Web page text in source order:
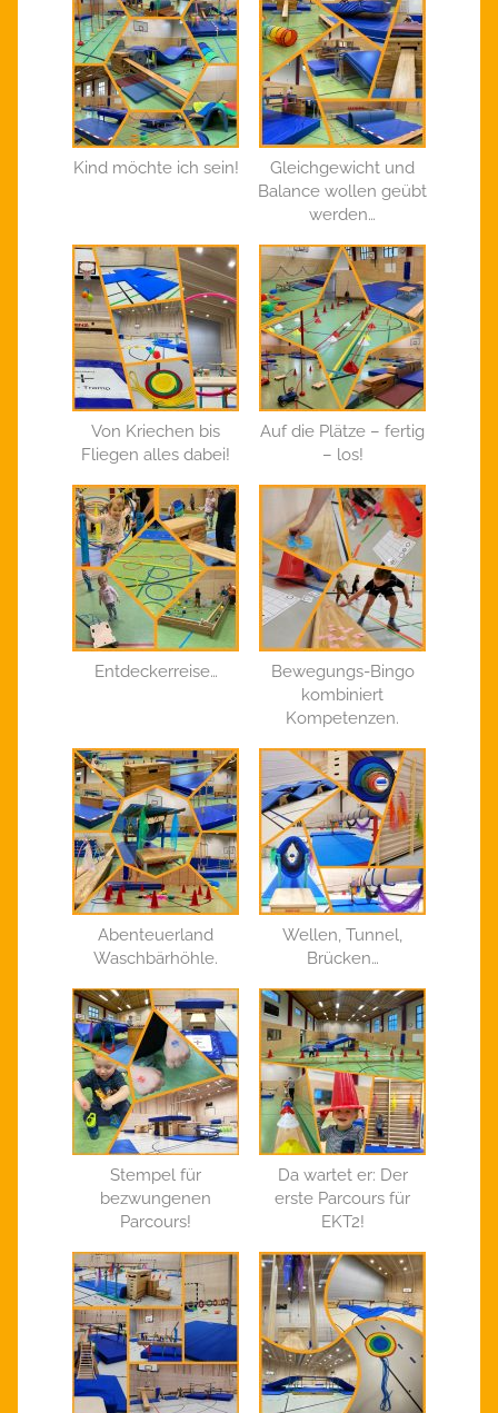
Kind möchte ich sein!
Gleichgewicht und
Balance wollen geübt
werden…
Von Kriechen bis
Fliegen alles dabei!
Auf die Plätze – fertig
– los!
Entdeckerreise…
Bewegungs-Bingo
kombiniert
Kompetenzen.
Abenteuerland
Waschbärhöhle.
Wellen, Tunnel,
Brücken…
Stempel für
bezwungenen
Parcours!
Da wartet er: Der
erste Parcours für
EKT2!